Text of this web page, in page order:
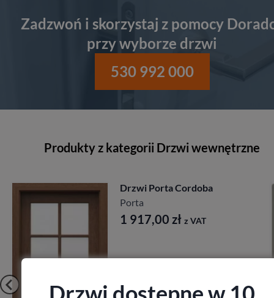
Zadzwoń i skorzystaj z pomocy
przy wyborze drzwi
530 992 000
Produkty z kategorii Drzwi wewnętrzne
Drzwi Porta Cordoba
Porta
1 917,00 zł z VAT